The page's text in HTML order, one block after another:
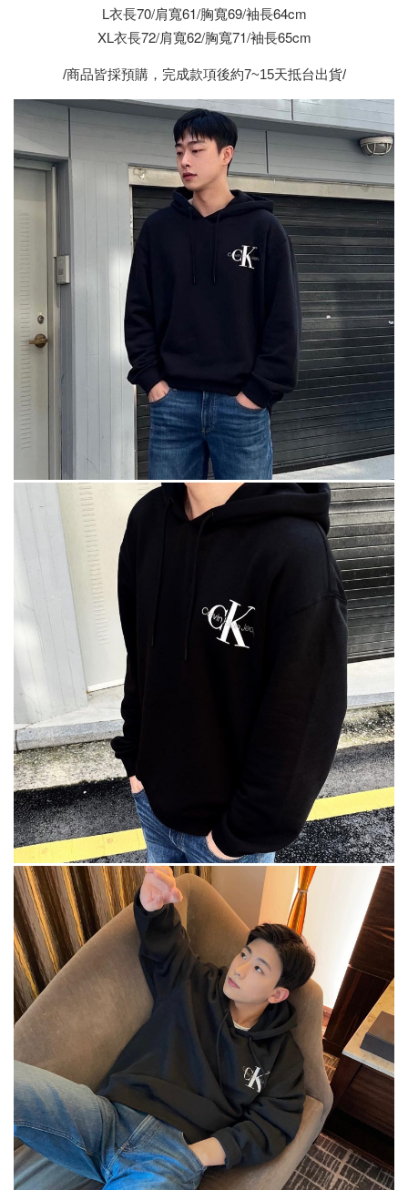
L衣長70/肩寬61/胸寬69/袖長64cm
XL衣長72/肩寬62/胸寬71/袖長65cm
/商品皆採預購，完成款項後約7~15天抵台出貨/